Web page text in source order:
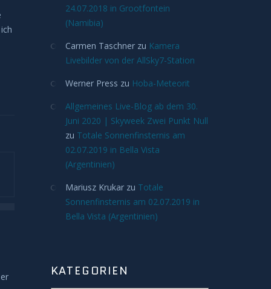
24.07.2018 in Grootfontein
(Namibia)
Carmen Taschnerzu Kamera
Livebilder von der AllSky7-Station
Werner Press zu Hoba-Meteorit
Allgemeines Live-Blog ab dem 30.
Juni 2020 | Skyweek Zwei Punkt Null
zu Totale Sonnenfinsternis am
02.07.2019 in Bella Vista
(Argentinien)
Mariusz Krukarzu Totale
Sonnenfinsternis am 02.07.2019 in
Bella Vista (Argentinien)
KATEGORIEN